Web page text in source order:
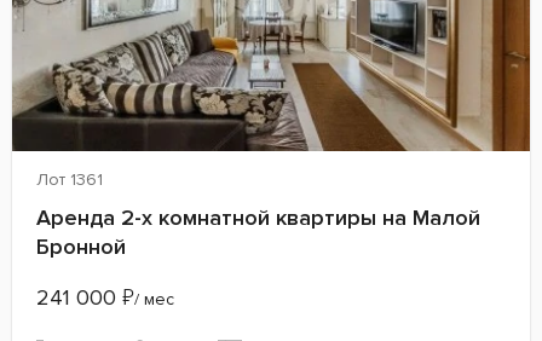
Лот 1361
Аренда 2-х комнатной квартиры на Малой
Бронной
241 000 ₽/ мес